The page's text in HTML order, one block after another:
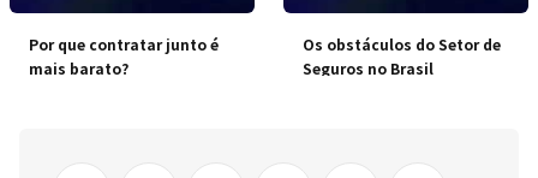
Por que contratar junto é
mais barato?
Os obstáculos do Setor de
Seguros no Brasil